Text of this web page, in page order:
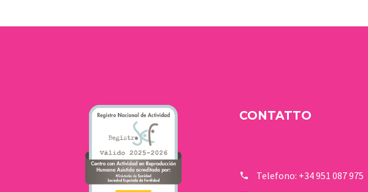
papà, da…
dai propri…
CONTATTO
Telefono: +34 951 087 975